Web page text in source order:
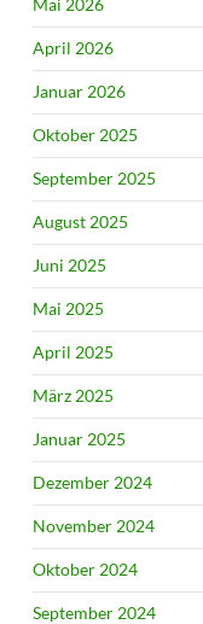
Mai 2026
April 2026
Januar 2026
Oktober 2025
September 2025
August 2025
Juni 2025
Mai 2025
April 2025
März 2025
Januar 2025
Dezember 2024
November 2024
Oktober 2024
September 2024